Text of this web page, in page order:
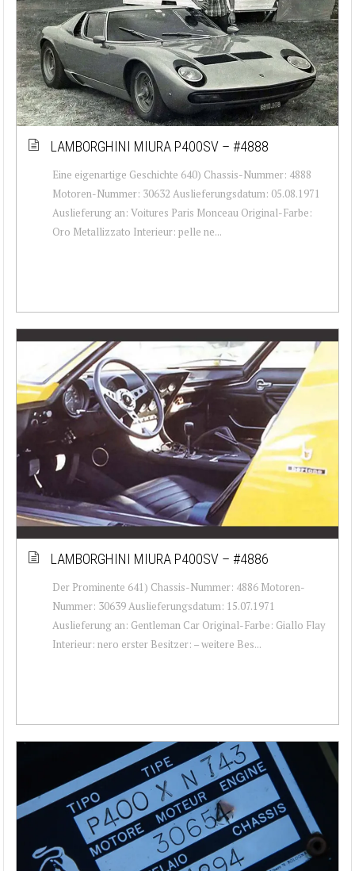
LAMBORGHINI MIURA P400SV – #4888
Eine eigenartige Geschichte 640) Chassis-Nummer: 4888
Motoren-Nummer: 30632 Auslieferungsdatum: 05.08.1971
Auslieferung an: Voitures Paris Monceau Original-Farbe:
Oro Metallizzato Interieur: pelle ne...
LAMBORGHINI MIURA P400SV – #4886
Der Prominente 641) Chassis-Nummer: 4886 Motoren-
Nummer: 30639 Auslieferungsdatum: 15.07.1971
Auslieferung an: Gentleman Car Original-Farbe: Giallo Flay
Interieur: nero erster Besitzer: – weitere Bes...